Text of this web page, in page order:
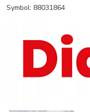
Symbol: 88031864